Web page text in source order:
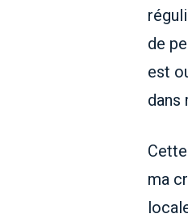
de
est
dans
ma